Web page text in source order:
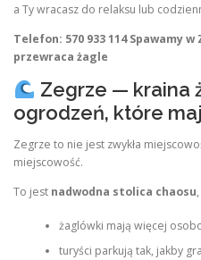
a Ty wracasz do relaksu lub
Telefon: 570 933 114 Spawamy
przewraca żagle
Zegrze — kraina
ogrodzeń, które
Zegrze to nie jest zwykła
miejscowość.
To jest nadwodna stolica chaosu
żaglówki mają więcej
turyści parkują tak, jakby